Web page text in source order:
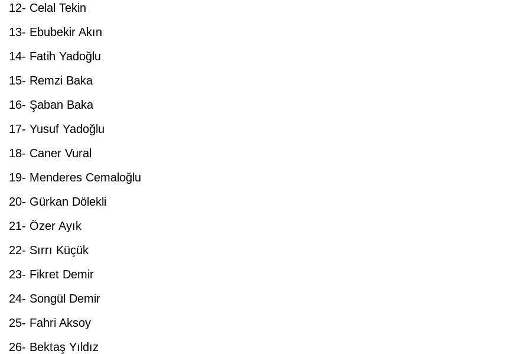
12- Celal Tekin
13- Ebubekir Akın
14- Fatih Yadoğlu
15- Remzi Baka
16- Şaban Baka
17- Yusuf Yadoğlu
18- Caner Vural
19- Menderes Cemaloğlu
20- Gürkan Dölekli
21- Özer Ayık
22- Sırrı Küçük
23- Fikret Demir
24- Songül Demir
25- Fahri Aksoy
26- Bektaş Yıldız